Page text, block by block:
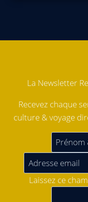
La Newsletter
Recevez chaque
culture & voyage
Laissez ce